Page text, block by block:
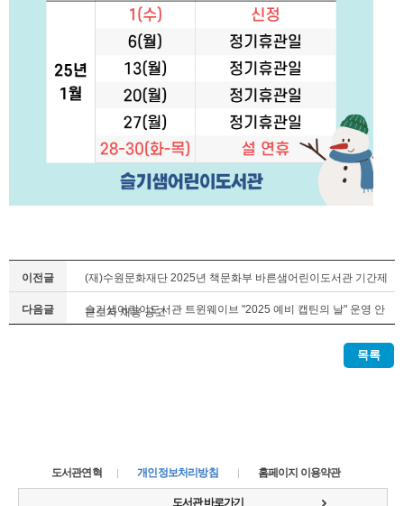
이전글 (재)수원문화재단 2025년 책문화부 바른샘어린이도서관 기간제
근로자 채용 공고
다음글 슬기샘어린이도서관 트윈웨이브 "2025 예비 캡틴의 날" 운영 안
목록
도서관연혁 개인정보처리방침 홈페이지 이용약관
도서관 바로가기